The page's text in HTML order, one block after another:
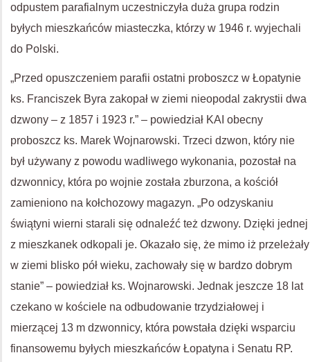
odpustem parafialnym uczestniczyła duża grupa rodzin
byłych mieszkańców miasteczka, którzy w 1946 r. wyjechali
do Polski.
„Przed opuszczeniem parafii ostatni proboszcz w Łopatynie
ks. Franciszek Byra zakopał w ziemi nieopodal zakrystii dwa
dzwony – z 1857 i 1923 r.” – powiedział KAI obecny
proboszcz ks. Marek Wojnarowski. Trzeci dzwon, który nie
był używany z powodu wadliwego wykonania, pozostał na
dzwonnicy, która po wojnie została zburzona, a kościół
zamieniono na kołchozowy magazyn. „Po odzyskaniu
świątyni wierni starali się odnaleźć też dzwony. Dzięki jednej
z mieszkanek odkopali je. Okazało się, że mimo iż przeleżały
w ziemi blisko pół wieku, zachowały się w bardzo dobrym
stanie” – powiedział ks. Wojnarowski. Jednak jeszcze 18 lat
czekano w kościele na odbudowanie trzydziałowej i
mierzącej 13 m dzwonnicy, która powstała dzięki wsparciu
finansowemu byłych mieszkańców Łopatyna i Senatu RP.